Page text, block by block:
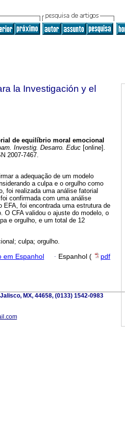
la Investigación y el
de equilíbrio moral emocional
Investig. Desarro. Educ [online].
2007-7467.
a adequação de um modelo
a culpa e o orgulho como
foi realizada uma análise fatorial
confirmada com uma análise
foi encontrada uma estrutura de
O CFA validou o ajuste do modelo, o
e orgulho, e um total de 12
culpa; orgulho.
em Espanhol · Espanhol (
pdf
MX, 44658, (0133) 1542-0983